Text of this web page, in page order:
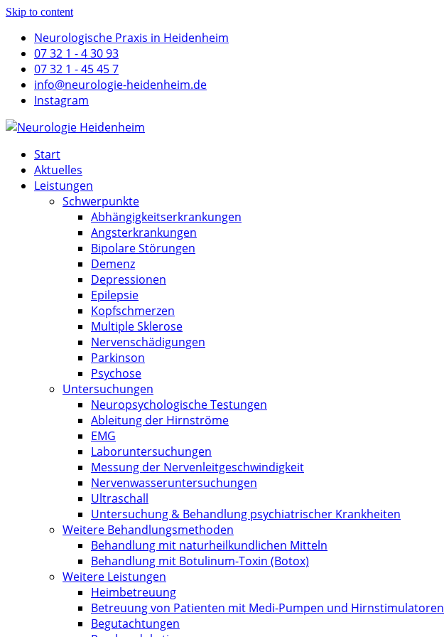
Skip to content
Neurologische Praxis in Heidenheim
07 32 1 - 4 30 93
07 32 1 - 45 45 7
info@neurologie-heidenheim.de
Instagram
Start
Aktuelles
Leistungen
Schwerpunkte
Abhängigkeitserkrankungen
Angsterkrankungen
Bipolare Störungen
Demenz
Depressionen
Epilepsie
Kopfschmerzen
Multiple Sklerose
Nervenschädigungen
Parkinson
Psychose
Untersuchungen
Neuropsychologische Testungen
Ableitung der Hirnströme
EMG
Laboruntersuchungen
Messung der Nervenleitgeschwindigkeit
Nervenwasseruntersuchungen
Ultraschall
Untersuchung & Behandlung psychiatrischer Krankheiten
Weitere Behandlungsmethoden
Behandlung mit naturheilkundlichen Mitteln
Behandlung mit Botulinum-Toxin (Botox)
Weitere Leistungen
Heimbetreuung
Betreuung von Patienten mit Medi-Pumpen und Hirnstimulatoren
Begutachtungen